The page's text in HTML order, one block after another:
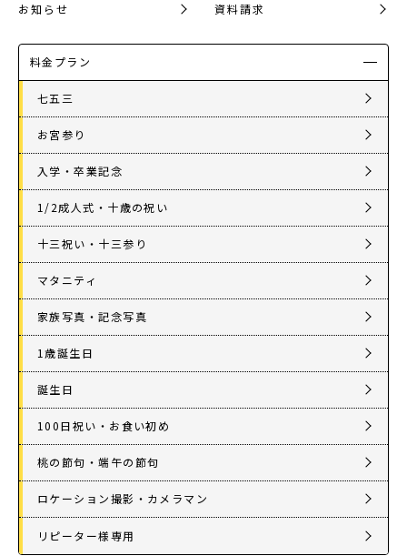
お知らせ 資料請求
料金プラン
七五三
お宮参り
入学・卒業記念
1/2成人式・十歳の祝い
十三祝い・十三参り
マタニティ
家族写真・記念写真
1歳誕生日
誕生日
100日祝い・お食い初め
桃の節句・端午の節句
ロケーション撮影・カメラマン
リピーター様専用